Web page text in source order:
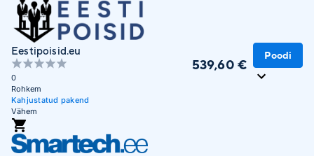
Eestipoisid.eu
0
Rohkem
Kahjustatud pakend
Vähem
539,60 €
Poodi